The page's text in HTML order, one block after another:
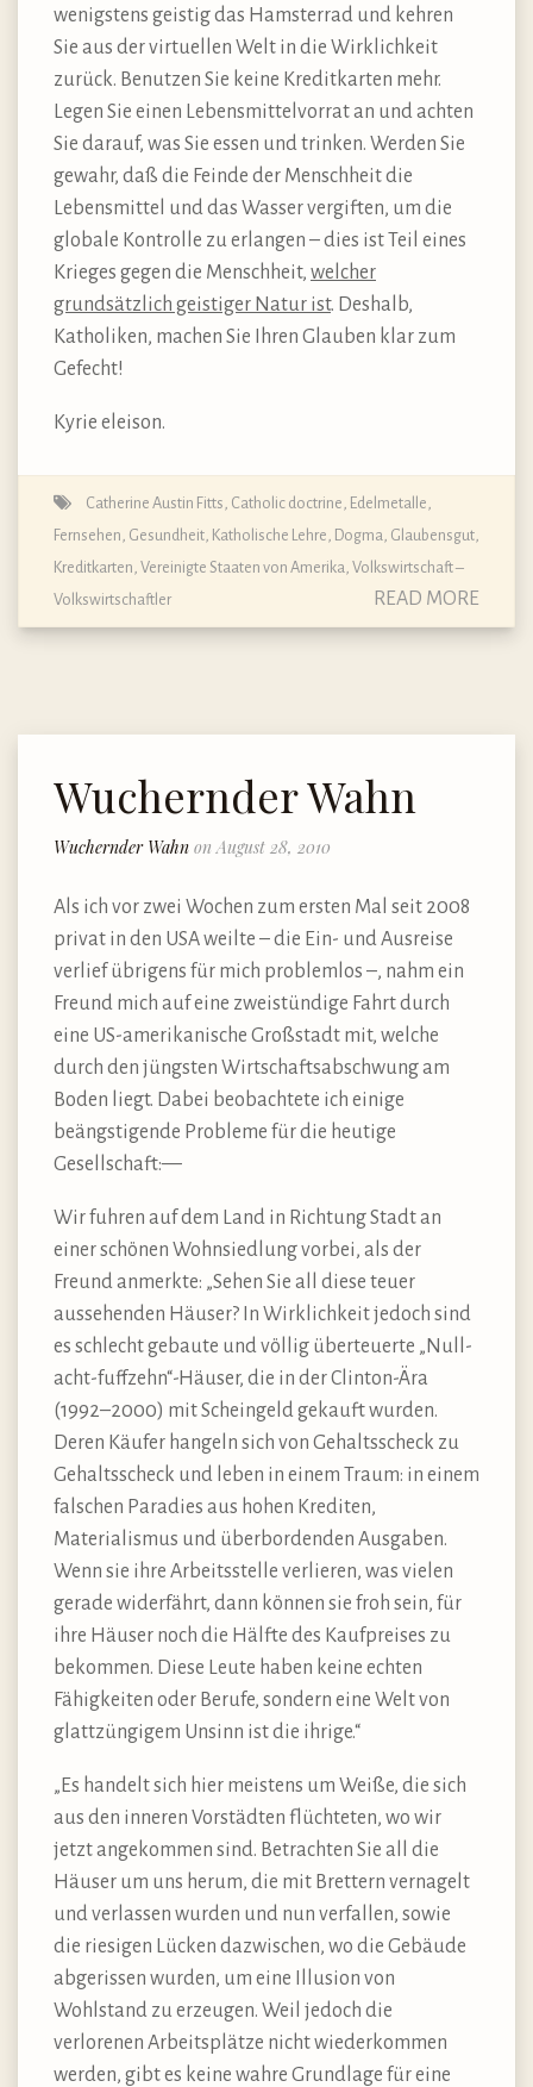
wenigstens geistig das Hamsterrad und kehren
Sie aus der virtuellen Welt in die Wirklichkeit
zurück. Benutzen Sie keine Kreditkarten mehr.
Legen Sie einen Lebensmittelvorrat an und achten
Sie darauf, was Sie essen und trinken. Werden Sie
gewahr, daß die Feinde der Menschheit die
Lebensmittel und das Wasser vergiften, um die
globale Kontrolle zu erlangen – dies ist Teil eines
Krieges gegen die Menschheit, welcher
grundsätzlich geistiger Natur ist. Deshalb,
Katholiken, machen Sie Ihren Glauben klar zum
Gefecht!
Kyrie eleison.
Catherine Austin Fitts, Catholic doctrine, Edelmetalle,
Fernsehen, Gesundheit, Katholische Lehre, Dogma, Glaubensgut,
Kreditkarten, Vereinigte Staaten von Amerika, Volkswirtschaft –
Volkswirtschaftler
READ MORE
Wuchernder Wahn
Wuchernder Wahn on August 28, 2010
Als ich vor zwei Wochen zum ersten Mal seit 2008
privat in den USA weilte – die Ein- und Ausreise
verlief übrigens für mich problemlos –, nahm ein
Freund mich auf eine zweistündige Fahrt durch
eine US-amerikanische Großstadt mit, welche
durch den jüngsten Wirtschaftsabschwung am
Boden liegt. Dabei beobachtete ich einige
beängstigende Probleme für die heutige
Gesellschaft:—
Wir fuhren auf dem Land in Richtung Stadt an
einer schönen Wohnsiedlung vorbei, als der
Freund anmerkte: „Sehen Sie all diese teuer
aussehenden Häuser? In Wirklichkeit jedoch sind
es schlecht gebaute und völlig überteuerte „Null-
acht-fuffzehn“-Häuser, die in der Clinton-Ära
(1992–2000) mit Scheingeld gekauft wurden.
Deren Käufer hangeln sich von Gehaltsscheck zu
Gehaltsscheck und leben in einem Traum: in einem
falschen Paradies aus hohen Krediten,
Materialismus und überbordenden Ausgaben.
Wenn sie ihre Arbeitsstelle verlieren, was vielen
gerade widerfährt, dann können sie froh sein, für
ihre Häuser noch die Hälfte des Kaufpreises zu
bekommen. Diese Leute haben keine echten
Fähigkeiten oder Berufe, sondern eine Welt von
glattzüngigem Unsinn ist die ihrige.“
„Es handelt sich hier meistens um Weiße, die sich
aus den inneren Vorstädten flüchteten, wo wir
jetzt angekommen sind. Betrachten Sie all die
Häuser um uns herum, die mit Brettern vernagelt
und verlassen wurden und nun verfallen, sowie
die riesigen Lücken dazwischen, wo die Gebäude
abgerissen wurden, um eine Illusion von
Wohlstand zu erzeugen. Weil jedoch die
verlorenen Arbeitsplätze nicht wiederkommen
werden, gibt es keine wahre Grundlage für eine